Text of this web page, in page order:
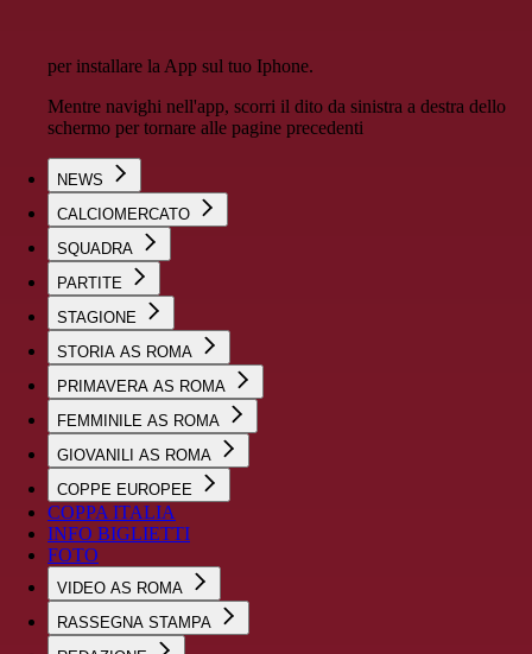
per installare la App sul tuo Iphone.
Mentre navighi nell'app, scorri il dito da sinistra a destra dello
schermo per tornare alle pagine precedenti
NEWS
CALCIOMERCATO
SQUADRA
PARTITE
STAGIONE
STORIA AS ROMA
PRIMAVERA AS ROMA
FEMMINILE AS ROMA
GIOVANILI AS ROMA
COPPE EUROPEE
COPPA ITALIA
INFO BIGLIETTI
FOTO
VIDEO AS ROMA
RASSEGNA STAMPA